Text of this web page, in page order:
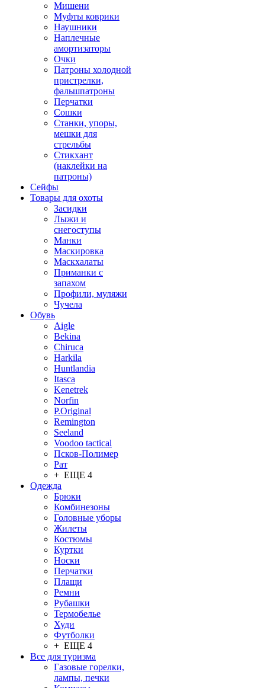
Мишени
Муфты коврики
Наушники
Наплечные
амортизаторы
Очки
Патроны холодной
пристрелки,
фальшпатроны
Перчатки
Сошки
Станки, упоры,
мешки для
стрельбы
Стикхант
(наклейки на
патроны)
Сейфы
Товары для охоты
Засидки
Лыжи и
снегоступы
Манки
Маскировка
Маскхалаты
Приманки с
запахом
Профили, муляжи
Чучела
Обувь
Aigle
Bekina
Chiruсa
Harkila
Huntlandia
Itasca
Kenetrek
Norfin
P.Original
Remington
Seeland
Voodoo tactical
Псков-Полимер
Рат
+ ЕЩЕ 4
Одежда
Брюки
Комбинезоны
Головные уборы
Жилеты
Костюмы
Куртки
Носки
Перчатки
Плащи
Ремни
Рубашки
Термобелье
Худи
Футболки
+ ЕЩЕ 4
Все для туризма
Газовые горелки,
лампы, печки